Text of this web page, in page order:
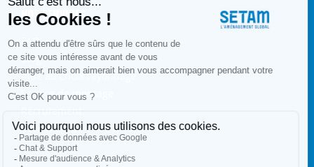
NOS SERVICES
FAQ
Blog
Aide au choix rayonnage
Service de montage
Besoin d'aide ?